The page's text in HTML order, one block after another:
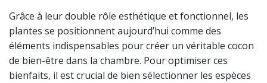
Grâce à leur double rôle esthétique et fonctionnel, les
plantes se positionnent aujourd’hui comme des
éléments indispensables pour créer un véritable cocon
de bien-être dans la chambre. Pour optimiser ces
bienfaits, il est crucial de bien sélectionner les espèces